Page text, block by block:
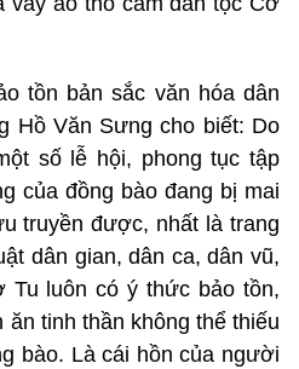
tồn bản sắc văn hóa dân
Hồ Văn Sưng cho biết: Do
số lễ hội, phong tục tập
của đồng bào đang bị mai
truyền được, nhất là trang
dân gian, dân ca, dân vũ,
Tu luôn có ý thức bảo tồn,
ăn tinh thần không thể thiếu
bào. Là cái hồn của người